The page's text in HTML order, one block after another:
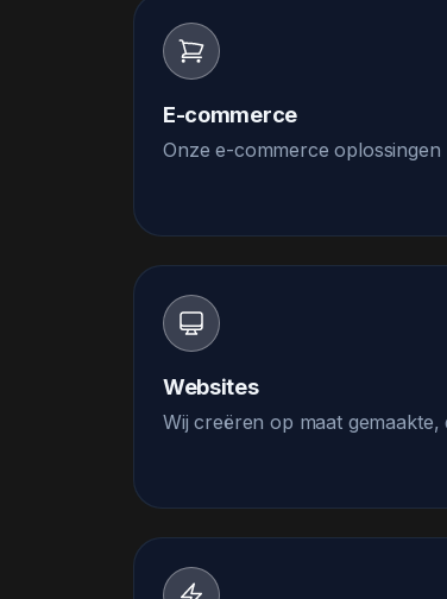
E-commerce
Onze e-commerce
Websites
Wij creëren op maat